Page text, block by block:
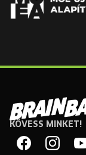
Brain
Bar
KÖVESS MINKET!